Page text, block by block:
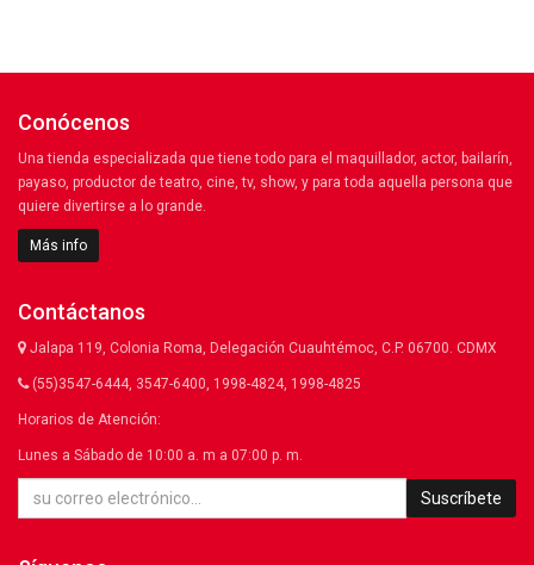
Conócenos
Una tienda especializada que tiene todo para el maquillador, actor, bailarín,
payaso, productor de teatro, cine, tv, show, y para toda aquella persona que
quiere divertirse a lo grande.
Más info
Contáctanos
Jalapa 119, Colonia Roma, Delegación Cuauhtémoc, C.P. 06700. CDMX
(55)3547-6444, 3547-6400, 1998-4824, 1998-4825
Horarios de Atención:
Lunes a Sábado de 10:00 a. m a 07:00 p. m.
Suscríbete